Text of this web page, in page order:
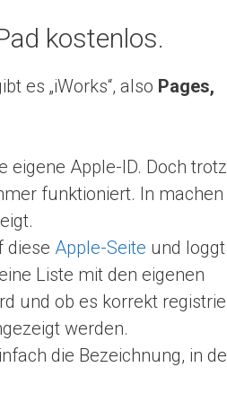
kostenlos.
es „iWorks“, also Pages,
eigene Apple-ID. Doch trotz
funktioniert. In machen
diese Apple-Seite und loggt
Liste mit den eigenen
und ob es korrekt
werden.
die Bezeichnung, in
Durch den Einsatz von
durch uns ermöglichen Sie
Wir bitten deshalb um Ihre